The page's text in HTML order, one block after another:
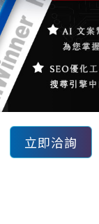
立即洽詢